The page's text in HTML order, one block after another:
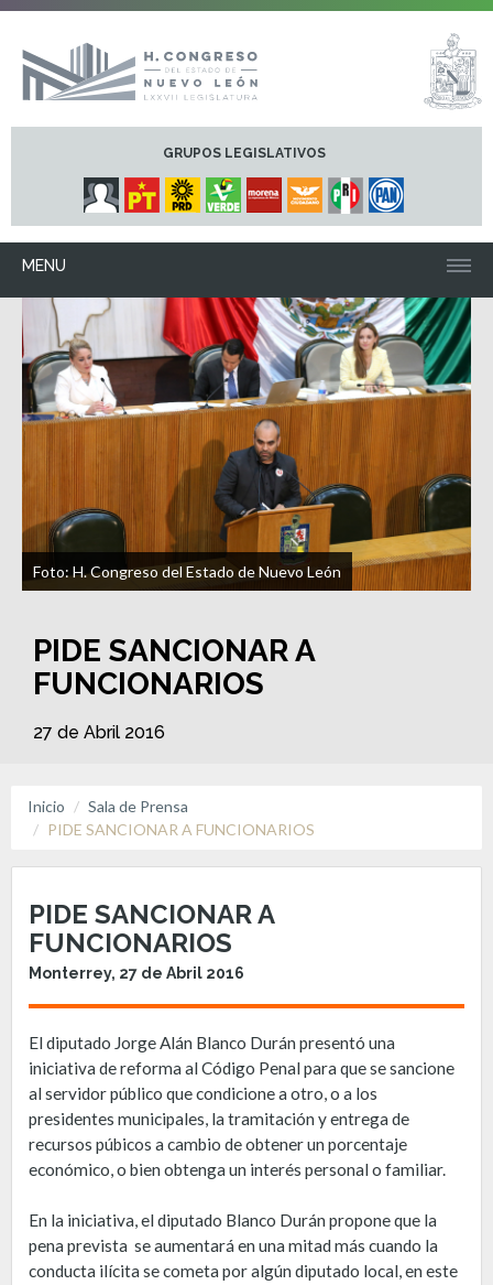
GRUPOS LEGISLATIVOS
MENU
Foto: H. Congreso del Estado de Nuevo León
PIDE SANCIONAR A
FUNCIONARIOS
27 de Abril 2016
Inicio
Sala de Prensa
PIDE SANCIONAR A FUNCIONARIOS
PIDE SANCIONAR A
FUNCIONARIOS
Monterrey, 27 de Abril 2016
El diputado Jorge Alán Blanco Durán presentó una
iniciativa de reforma al Código Penal para que se sancione
al servidor público que condicione a otro, o a los
presidentes municipales, la tramitación y entrega de
recursos púbicos a cambio de obtener un porcentaje
económico, o bien obtenga un interés personal o familiar.
En la iniciativa, el diputado Blanco Durán propone que la
pena prevista se aumentará en una mitad más cuando la
conducta ilícita se cometa por algún diputado local, en este